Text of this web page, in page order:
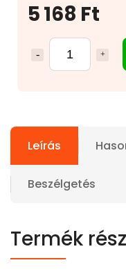
5 168 Ft
Leírás
Beszélgetés
Termék